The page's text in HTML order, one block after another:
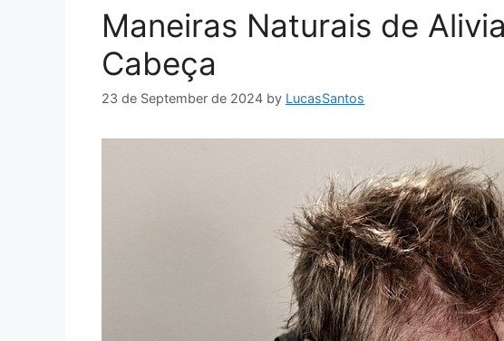
Maneiras Naturais de
Cabeça
23 de September de 2024 by LucasSantos